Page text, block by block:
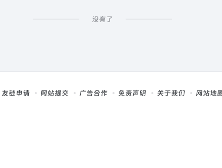
没有了
友链申请 网站提交 广告合作 免责声明 关于我们 网站地